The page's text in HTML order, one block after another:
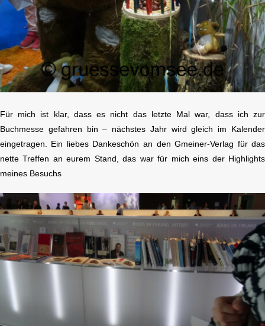
Für mich ist klar, dass es nicht das letzte Mal war, dass ich zur
Buchmesse gefahren bin – nächstes Jahr wird gleich im Kalender
eingetragen. Ein liebes Dankeschön an den Gmeiner-Verlag für das
nette Treffen an eurem Stand, das war für mich eins der Highlights
meines Besuchs